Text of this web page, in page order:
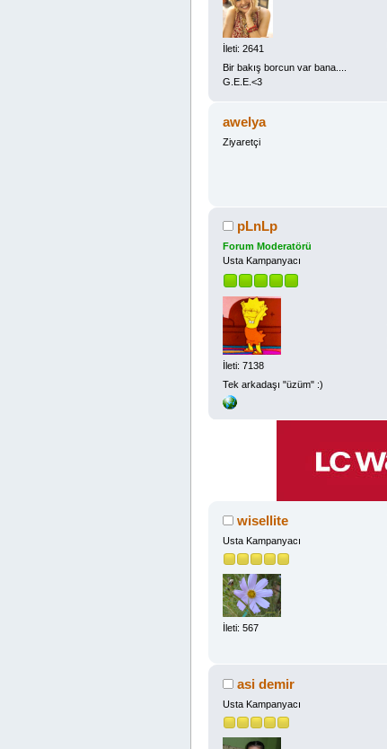
İleti: 2641
Bir bakış borcun var bana....
G.E.E.<3
awelya
Ziyaretçi
pLnLp
Forum Moderatörü
Usta Kampanyacı
İleti: 7138
Tek arkadaşı "üzüm" :)
wisellite
Usta Kampanyacı
İleti: 567
asi demir
Usta Kampanyacı